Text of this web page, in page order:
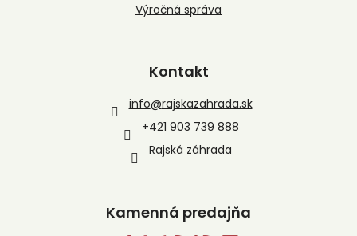
Výročná správa
Kontakt
info@rajskazahrada.sk
+421 903 739 888
Rajská záhrada
Kamenná predajňa